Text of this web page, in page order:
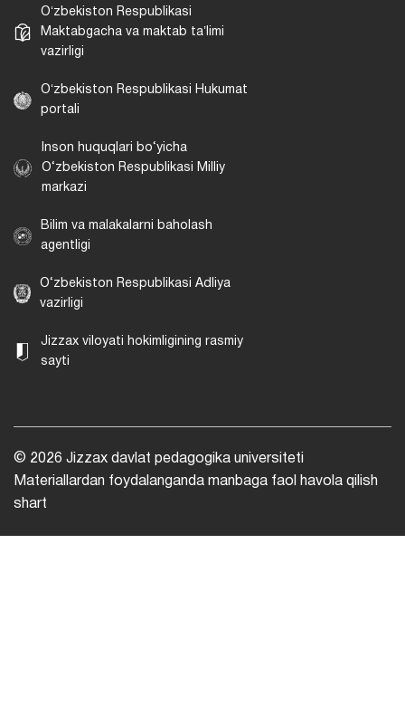
Oʻzbekiston Respublikasi
Maktabgacha va maktab taʼlimi
vazirligi
Oʻzbekiston Respublikasi Hukumat
portali
Inson huquqlari bo‘yicha
O‘zbekiston Respublikasi Milliy
markazi
Bilim va malakalarni baholash
agentligi
O‘zbekiston Respublikasi Adliya
vazirligi
Jizzax viloyati hokimligining rasmiy
sayti
© 2026 Jizzax davlat pedagogika universiteti
Materiallardan foydalanganda manbaga faol havola qilish
shart